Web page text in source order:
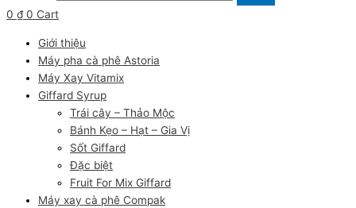
0 ₫ 0 Cart
Giới thiệu
Máy pha cà phê Astoria
Máy Xay Vitamix
Giffard Syrup
Trái cây – Thảo Mộc
Bánh Kẹo – Hạt – Gia Vị
Sốt Giffard
Đặc biệt
Fruit For Mix Giffard
Máy xay cà phê Compak